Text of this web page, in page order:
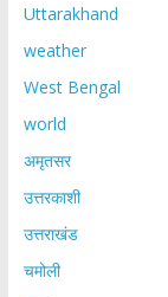
Uttarakhand
weather
West Bengal
world
अमृतसर
उत्तरकाशी
उत्तराखंड
चमोली